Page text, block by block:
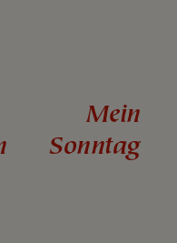
Mein
Sonntag